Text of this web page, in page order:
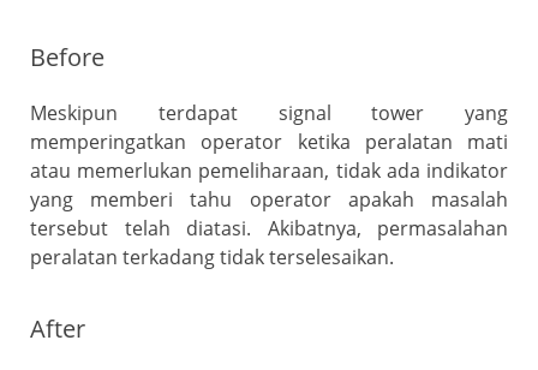
Before
Meskipun terdapat signal tower yang
memperingatkan operator ketika peralatan mati
atau memerlukan pemeliharaan, tidak ada indikator
yang memberi tahu operator apakah masalah
tersebut telah diatasi. Akibatnya, permasalahan
peralatan terkadang tidak terselesaikan.
After